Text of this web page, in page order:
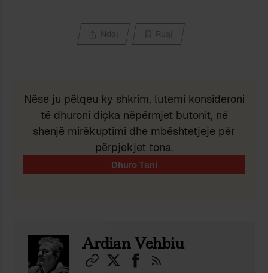
Ndaj Ruaj
Nëse ju pëlqeu ky shkrim, lutemi konsideroni
të dhuroni diçka nëpërmjet butonit, në
shenjë mirëkuptimi dhe mbështetjeje për
përpjekjet tona.
Ardian Vehbiu